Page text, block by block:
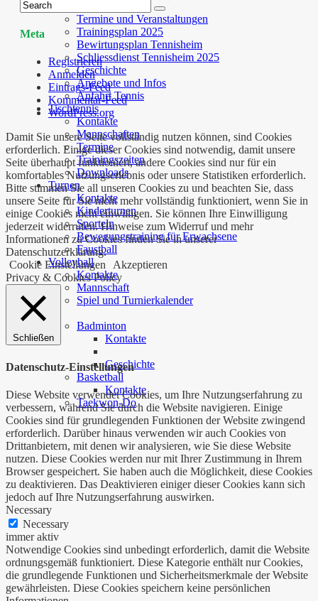
Termine und Veranstaltungen
Trainingsplan 2025
Bewirtungsplan Tennisheim
Schliessdienst Tennisheim 2025
Geschichte
Angebote und Infos
Anfahrt Tennis
Tischtennis
Kontakte
Mannschaften
Termine
Trainingszeiten
Downloads
Turnen
Kontakte
Kinderturnen
Sporteln
Bewegungstraining für Erwachsene
Faustball
Volleyball
Kontakte
Mannschaft
Spiel und Turnierkalender
Badminton
Kontakte
Geschichte
Basketball
Kontakte
Taekwon-Do
Meta
Registrieren
Anmelden
Eintrags-Feed
Kommentar-Feed
WordPress.org
Damit Sie unsere Seite vollständig nutzen können, sind Cookies
erforderlich. Einige dieser Cookies sind notwendig, damit unsere
Seite überhaupt funktioniert, andere Cookies sind nur für ein
komfortables Nutzungserlebnis oder unsere Statistiken erforderlich.
Bitte stimmen Sie all unseren Cookies zu und beachten Sie, dass
unsere Seite für Sie nicht mehr vollständig funktioniert, wenn Sie in
einige Cookies nicht einwilligen. Sie können Ihre Einwilligung
jederzeit widerrufen. Hinweise zum Widerruf und mehr
Informationen zu Cookies finden Sie in unserer
Datenschutzerklärung.
Cookie Einstellungen
Akzeptieren
Privacy & Cookies Policy
Schließen
Datenschutz-Einstellungen
Diese Website verwendet Cookies, um Ihre Nutzungserfahrung zu
verbessern, während Sie durch die Website navigieren. Einige
Cookies sind für grundlegenden Funktionen der Website zwingend
erforderlich. Darüber hinaus verwenden wir auch Cookies von
Drittanbietern, mit denen wir analysieren, wie Sie diese Website
nutzen. Diese Cookies werden nur mit Ihrer Zustimmung in Ihrem
Browser gespeichert. Sie haben auch die Möglichkeit, diese Cookies
zu deaktivieren. Das Deaktivieren einiger dieser Cookies kann sich
jedoch auf Ihre Nutzungserfahrung auswirken.
Necessary
Necessary
immer aktiv
Notwendige Cookies sind unbedingt erforderlich, damit die Website
ordnungsgemäß funktioniert. Diese Kategorie enthält nur Cookies,
die grundlegende Funktionen und Sicherheitsmerkmale der Website
gewährleisten. Diese Cookies speichern keine persönlichen